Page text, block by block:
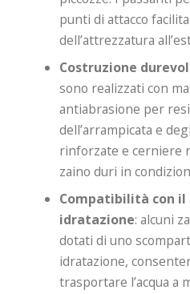
punti di attacco
dell’attrezzatura
Costruzione
sono realizzati con
antiabrasione per
dell’arrampicata e
rinforzate e cerniere
zaino duri in
Compatibilità con il
idratazione: alcuni
dotati di uno
idratazione,
trasportare l’acqua a